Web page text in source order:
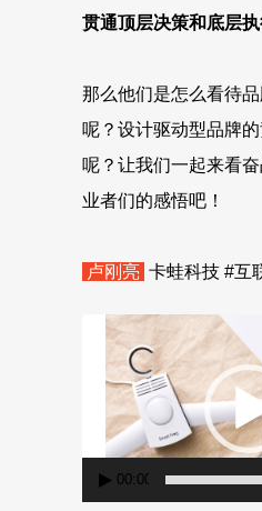
贯通顶层决策和底层
那么他们是怎么看待
呢？设计驱动型品牌
呢？让我们一起来看
业者们的感悟吧！
卢刚亮 卡蛙科技 #互
频
00:00